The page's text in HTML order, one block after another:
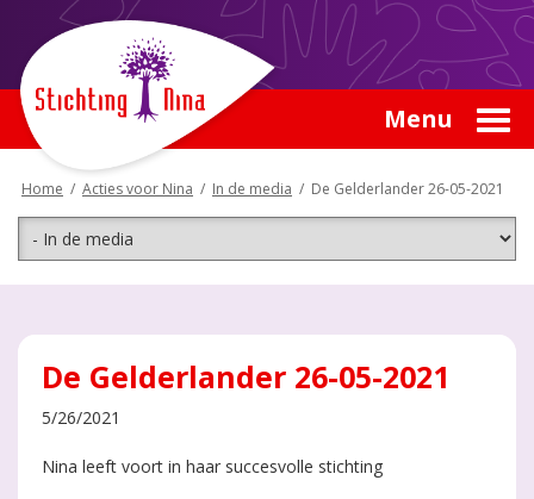
Menu
Home / Acties voor Nina / In de media / De Gelderlander 26-05-2021
De Gelderlander 26-05-2021
5/26/2021
Nina leeft voort in haar succesvolle stichting